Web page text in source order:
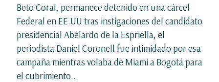
Beto Coral, permanece detenido en una cárcel
Federal en EE.UU tras instigaciones del candidato
presidencial Abelardo de la Espriella, el
periodista Daniel Coronell fue intimidado por esa
campaña mientras volaba de Miami a Bogotá para
el cubrimiento...